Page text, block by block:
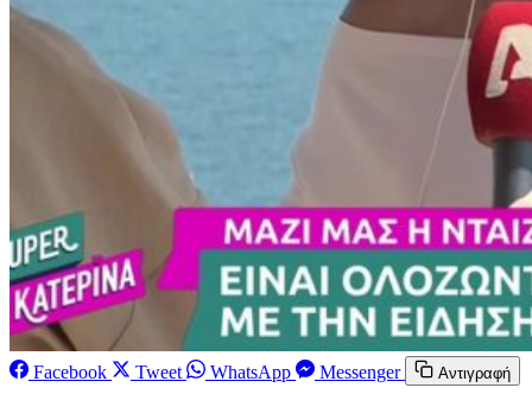
Facebook Tweet WhatsApp Messenger Αντιγραφή